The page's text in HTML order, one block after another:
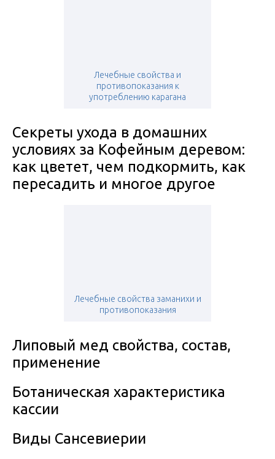
Лечебные свойства и
противопоказания к
употреблению карагана
Секреты ухода в домашних
условиях за Кофейным деревом:
как цветет, чем подкормить, как
пересадить и многое другое
Лечебные свойства заманихи и
противопоказания
Липовый мед свойства, состав,
применение
Ботаническая характеристика
кассии
Виды Сансевиерии